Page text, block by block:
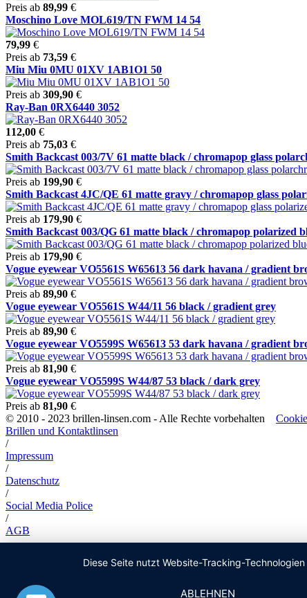
Preis ab 89,99 €
Moschino Love MOL619/TN FWM 14 54
79,99 €
Preis ab 73,59 €
Miu Miu 0MU 01XV 1AB1O1 50
Preis ab 309,90 €
Ray-Ban 0RX6440 3052
112,00 €
Preis ab 75,03 €
Smith Backcast 003/7V 61 matte black / chromapop glass
Preis ab 199,90 €
Smith Backcast 4JC/QE 61 matte gravy / chromapop glass
Preis ab 179,90 €
Smith Backcast 003/QG 61 matte black / chromapop polarized
Preis ab 179,90 €
Vogue eyewear VO5561S W65613 56 dark havana / gradient
Preis ab 89,90 €
Vogue eyewear VO5561S W44/11 56 black / gradient grey
Preis ab 89,90 €
Vogue eyewear VO5599S W65613 53 dark havana / gradient
Preis ab 81,90 €
Vogue eyewear VO5599S W44/87 53 black / dark grey
Preis ab 81,90 €
© 2010 - 2023 brillen-linsen.com - Alle Rechte vorbehalten
Brillen und Kontaktlinsen
/
Impressum
/
Datenschutz
/
Social Media Police
/
AGB
Diese Seite nutzt Website-Tracking-
ABLEHNEN